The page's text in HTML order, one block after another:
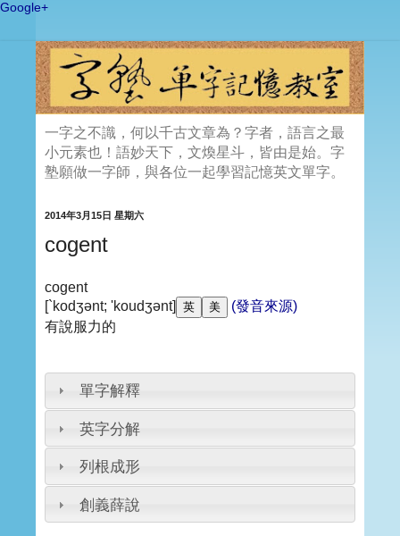
Google+
一字之不識，何以千古文章為？字者，語言之最
小元素也！語妙天下，文煥星斗，皆由是始。字
塾願做一字師，與各位一起學習記憶英文單字。
2014年3月15日 星期六
cogent
cogent
[`kodʒənt; 'koudʒənt]
(發音來源)
有說服力的
單字解釋
英字分解
列根成形
創義薛說